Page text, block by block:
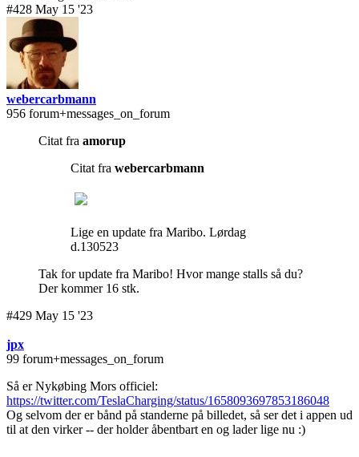
#428 May 15 '23
webercarbmann
956 forum+messages_on_forum
Citat fra amorup
Citat fra webercarbmann
Lige en update fra Maribo. Lørdag
d.130523
Tak for update fra Maribo! Hvor mange stalls så du?
Der kommer 16 stk.
#429 May 15 '23
jpx
99 forum+messages_on_forum
Så er Nykøbing Mors officiel:
https://twitter.com/TeslaCharging/status/1658093697853186048
Og selvom der er bånd på standerne på billedet, så ser det i appen ud
til at den virker -- der holder åbentbart en og lader lige nu :)